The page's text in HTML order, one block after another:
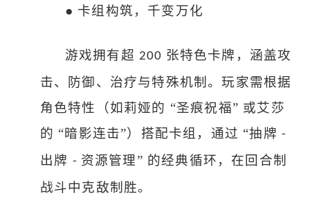
● 卡组构筑，千变万化
游戏拥有超 200 张特色卡牌，涵盖攻
击、防御、治疗与特殊机制。玩家需根据
角色特性（如莉娅的 “圣痕祝福” 或艾莎
的 “暗影连击”）搭配卡组，通过 “抽牌 -
出牌 - 资源管理” 的经典循环，在回合制
战斗中克敌制胜。